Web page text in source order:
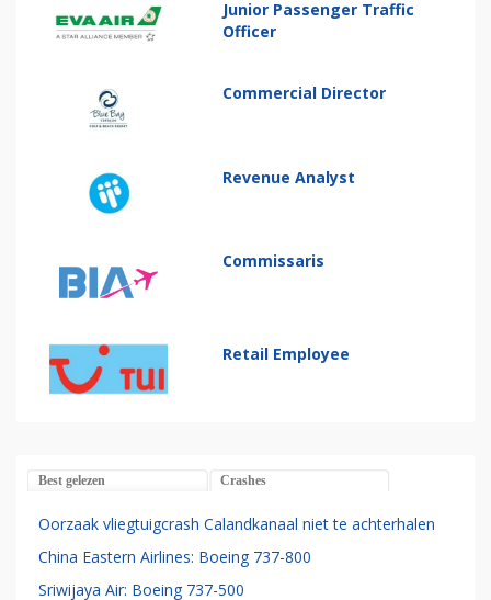
Junior Passenger Traffic
Officer
Commercial Director
Revenue Analyst
Commissaris
Retail Employee
Best gelezen Crashes
Oorzaak vliegtuigcrash Calandkanaal niet te achterhalen
China Eastern Airlines: Boeing 737-800
Sriwijaya Air: Boeing 737-500